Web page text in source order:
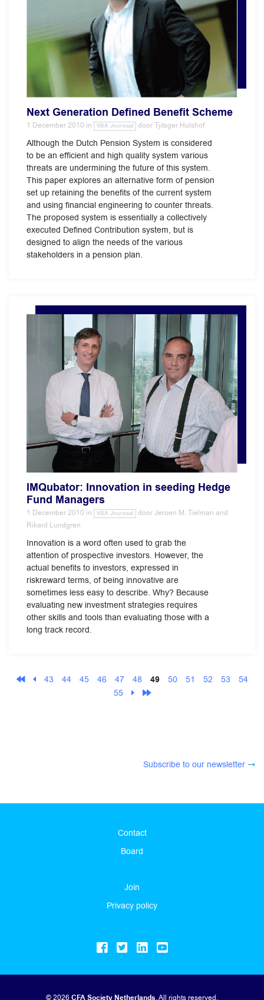
Next Generation Defined Benefit Scheme
1 December 2010 in VBA Journaal doorTjitsger Hulshof
Although the Dutch Pension System is considered
to be an efficient and high quality system various
threats are undermining the future of this system.
This paper explores an alternative form of pension
set up retaining the benefits of the current system
and using financial engineering to counter threats.
The proposed system is essentially a collectively
executed Defined Contribution system, but is
designed to align the needs of the various
stakeholders in a pension plan.
IMQubator: Innovation in seeding Hedge
Fund Managers
1 December 2010 in VBA Journaal doorJeroen M. Tielman and
Rikard Lundgren
Innovation is a word often used to grab the
attention of prospective investors. However, the
actual benefits to investors, expressed in
riskreward terms, of being innovative are
sometimes less easy to describe. Why? Because
evaluating new investment strategies requires
other skills and tools than evaluating those with a
long track record.
43 44 45 46 47 48 49 50 51 52 53
54
55
Subscribe to our newsletter
Contact
Board
Join
Privacy policy
© 2026 CFA Society Netherlands. All rights reserved.